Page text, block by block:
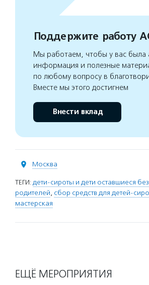
Поддержите работу
Мы работаем, чтобы у вас была
информация и полезные
по любому вопросу в
Вместе мы этого достигнем
Внести вклад
Москва
ТЕГИ: дети-сироты и дети оставшиеся
родителей, сбор средств для детей-
мастерская
ЕЩЁ МЕРОПРИЯТИЯ